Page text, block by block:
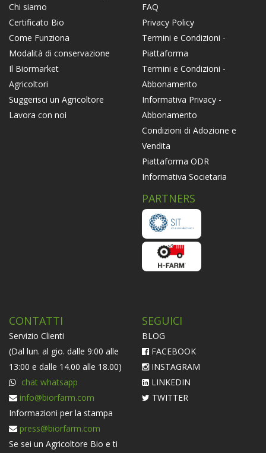
Chi siamo
Certificato Bio
Come Funziona
Modalità di conservazione
Il Biormarket
Agricoltori
Suggerisci un Agricoltore
Lavora con noi
FAQ
Privacy Policy
Termini e Condizioni -
Piattaforma
Termini e Condizioni -
Abbonamento
Informativa Privacy -
Abbonamento
Condizioni di Adozione e
Vendita
Piattaforma ODR
Informativa Societaria
PARTNERS
CONTATTI
Servizio Clienti
(Dal lun. al gio. dalle 9:00 alle
13:00 e dalle 14.00 alle 18.00)
chat whatsapp
info@biorfarm.com
Informazioni per la stampa
press@biorfarm.com
Se sei un Agricoltore Bio e ti
SEGUICI
BLOG
FACEBOOK
INSTAGRAM
LINKEDIN
TWITTER